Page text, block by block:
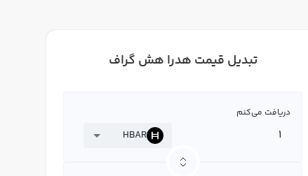
تبدیل قیمت هدرا هش گراف
دریافت می‌کنم
HBAR